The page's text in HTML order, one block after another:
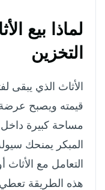
لماذا بيع
التخزين
الأثاث الذي يبقى
قيمته ويصبح
مساحة كبيرة داخل
المبكر يمنحك
التعامل مع
هذه الطريقة